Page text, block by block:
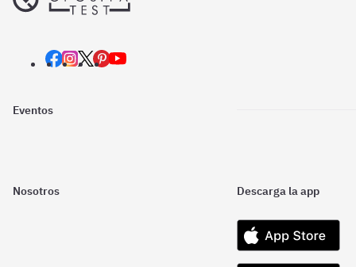
Eventos
Nosotros Descarga la app